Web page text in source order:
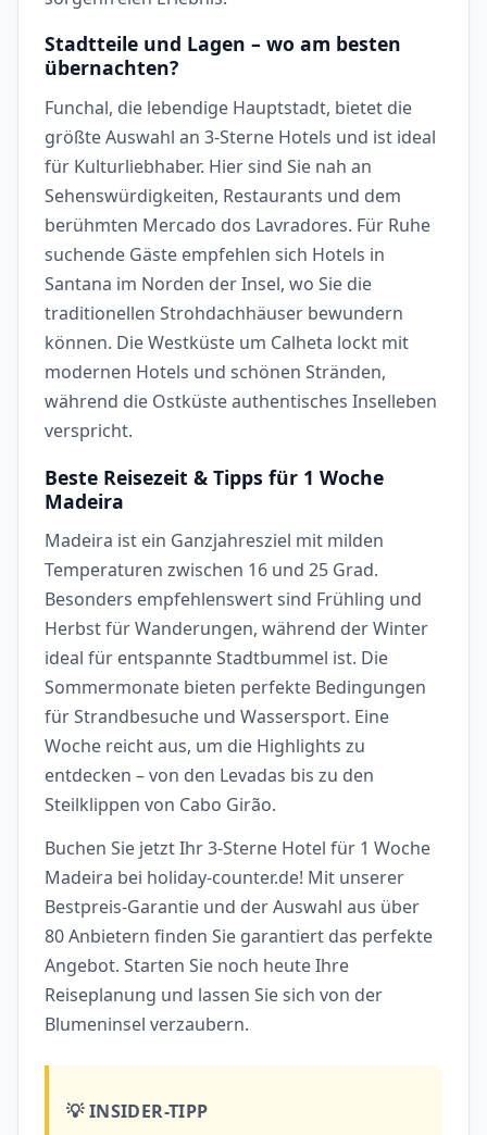
Stadtteile und Lagen – wo am besten
übernachten?
Funchal, die lebendige Hauptstadt, bietet die
größte Auswahl an 3-Sterne Hotels und ist ideal
für Kulturliebhaber. Hier sind Sie nah an
Sehenswürdigkeiten, Restaurants und dem
berühmten Mercado dos Lavradores. Für Ruhe
suchende Gäste empfehlen sich Hotels in
Santana im Norden der Insel, wo Sie die
traditionellen Strohdachhäuser bewundern
können. Die Westküste um Calheta lockt mit
modernen Hotels und schönen Stränden,
während die Ostküste authentisches Inselleben
verspricht.
Beste Reisezeit & Tipps für 1 Woche
Madeira
Madeira ist ein Ganzjahresziel mit milden
Temperaturen zwischen 16 und 25 Grad.
Besonders empfehlenswert sind Frühling und
Herbst für Wanderungen, während der Winter
ideal für entspannte Stadtbummel ist. Die
Sommermonate bieten perfekte Bedingungen
für Strandbesuche und Wassersport. Eine
Woche reicht aus, um die Highlights zu
entdecken – von den Levadas bis zu den
Steilklippen von Cabo Girão.
Buchen Sie jetzt Ihr 3-Sterne Hotel für 1 Woche
Madeira bei holiday-counter.de! Mit unserer
Bestpreis-Garantie und der Auswahl aus über
80 Anbietern finden Sie garantiert das perfekte
Angebot. Starten Sie noch heute Ihre
Reiseplanung und lassen Sie sich von der
Blumeninsel verzaubern.
💡 INSIDER-TIPP